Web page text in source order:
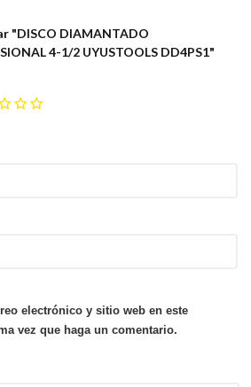
"DISCO DIAMANTADO
4-1/2 UYUSTOOLS DD4PS1"
electrónico y sitio web en este
vez que haga un comentario.